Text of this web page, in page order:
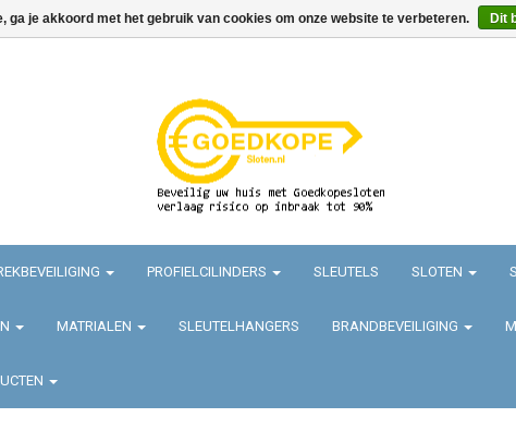
PROFIELCILINDERS SLEUTELS SLOTEN
MATRIALEN SLEUTELHANGERS BRANDBEVEILIGING
ga je akkoord met het gebruik van cookies om onze website te verbeteren. Dit